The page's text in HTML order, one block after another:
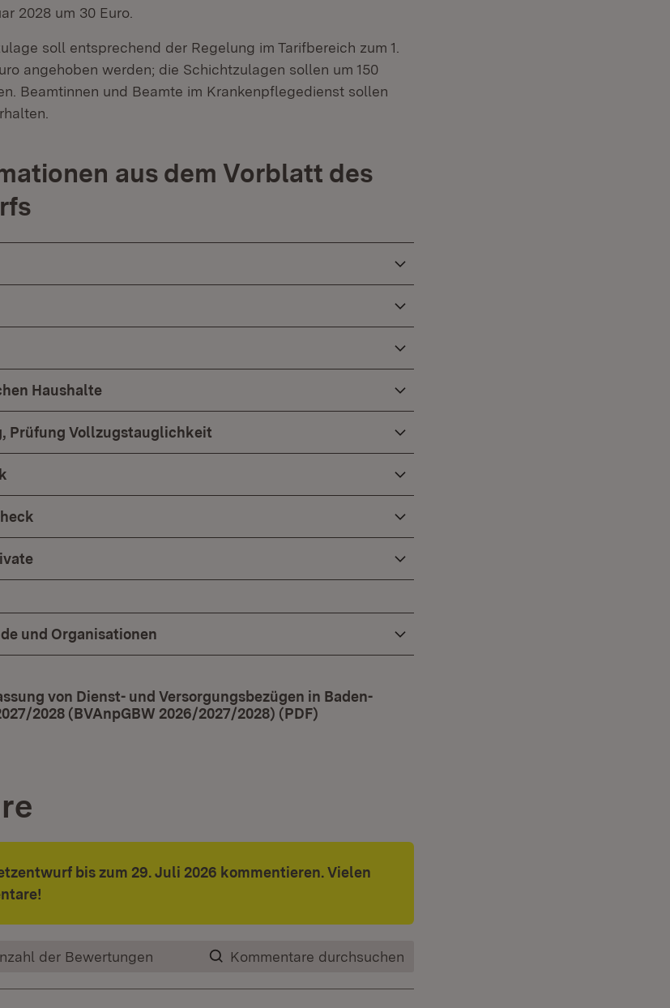
2028 um 30 Euro.
soll entsprechend der Regelung im Tarifbereich zum 1.
angehoben werden; die Schichtzulagen sollen um 150
Beamtinnen und Beamte im Krankenpflegedienst sollen
aus dem Vorblatt des
Haushalte
Prüfung Vollzugstauglichkeit
und Organisationen
von Dienst- und Versorgungsbezügen in Baden-
2028 (BVAnpGBW 2026/2027/2028) (PDF)
bis zum 29. Juli 2026 kommentieren. Vielen
Kommentare durchsuchen
der Bewertungen